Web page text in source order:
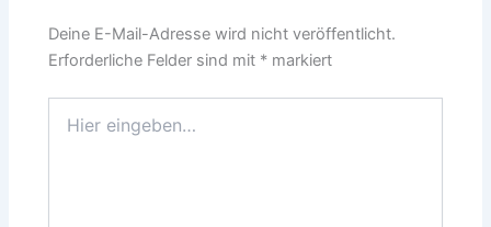
Deine E-Mail-Adresse wird nicht veröffentlicht.
Erforderliche Felder sind mit * markiert
eingeben…